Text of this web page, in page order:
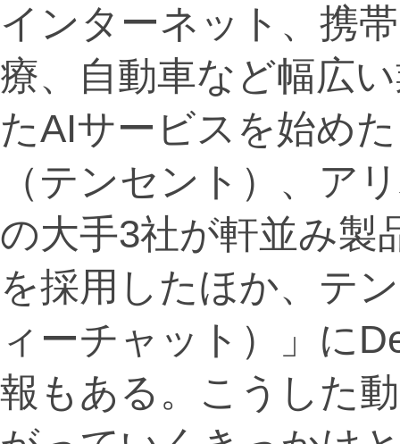
インターネット、携
療、自動車など幅広
たAIサービスを始め
（テンセント）、ア
の大手3社が軒並み製
を採用したほか、テ
ィーチャット）」に
報もある。こうした